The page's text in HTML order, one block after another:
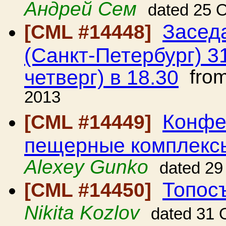
Андрей Сем dated 25
[CML #14448]
(Санкт-Петербург)
четверг) в 18.30
2013
[CML #14449]
пещерные
Alexey Gunko
dated
[CML #14450]
Nikita Kozlov dated 31